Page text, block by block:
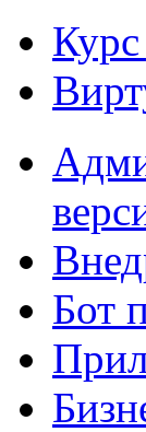
Бот